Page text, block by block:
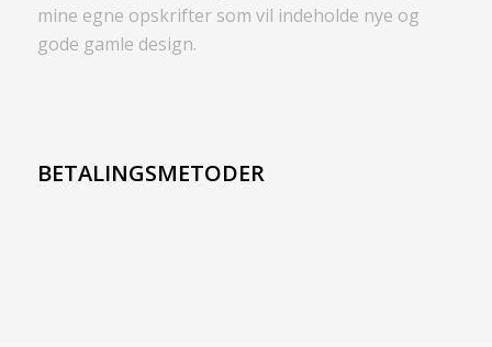
mine egne opskrifter som vil indeholde nye og
gode gamle design.
BETALINGSMETODER